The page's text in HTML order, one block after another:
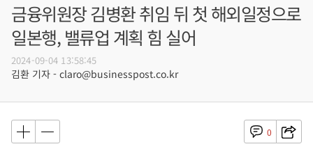
금융위원장 김병환 취임 뒤 첫 해외일정으로
일본행, 밸류업 계획 힘 실어
2024-09-04 13:58:45
김환 기자 - claro@businesspost.co.kr
0